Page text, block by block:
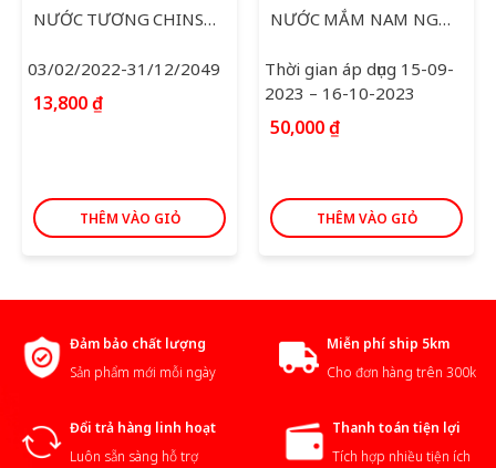
NƯỚC TƯƠNG CHINSU TỎI ỚT 250ML
03/02/2022-31/12/2049
13,800₫
THÊM VÀO GIỎ
NƯỚC MẮM NAM NGƯ 750ML
Thời gian áp dụng 15-09-
2023 – 16-10-2023
50,000₫
THÊM VÀO GIỎ
Đảm bảo chất lượng
Sản phẩm mới mỗi ngày
Miễn phí ship 5km
Cho đơn hàng trên 300k
Đổi trả hàng linh hoạt
Luôn sẵn sàng hỗ trợ
Thanh toán tiện lợi
Tích hợp nhiều tiện ích